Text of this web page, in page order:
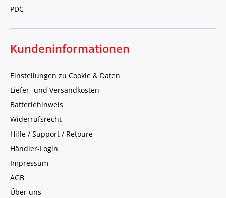
PDC
Kundeninformationen
Einstellungen zu Cookie & Daten
Liefer- und Versandkosten
Batteriehinweis
Widerrufsrecht
Hilfe / Support / Retoure
Händler-Login
Impressum
AGB
Über uns